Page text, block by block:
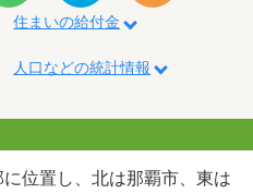
住まいの給付金
人口などの統計情報
位置し、北は那覇市、東は